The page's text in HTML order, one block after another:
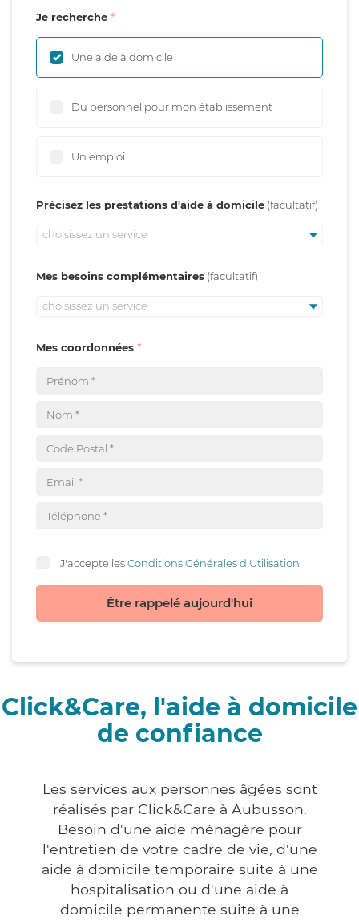
Je recherche
Une aide à domicile
Du personnel pour mon établissement
Un emploi
Précisez les prestations d'aide à domicile
choisissez un service
Mes besoins complémentaires
choisissez un service
Mes coordonnées
J'accepte lesConditions Générales d'Utilisation
Être rappelé aujourd'hui
Click&Care, l'aide à domicile
de confiance
Les services aux personnes âgées sont
réalisés par Click&Care à Aubusson.
Besoin d'une aide ménagère pour
l'entretien de votre cadre de vie, d'une
aide à domicile temporaire suite à une
hospitalisation ou d'une aide à
domicile permanente suite à une